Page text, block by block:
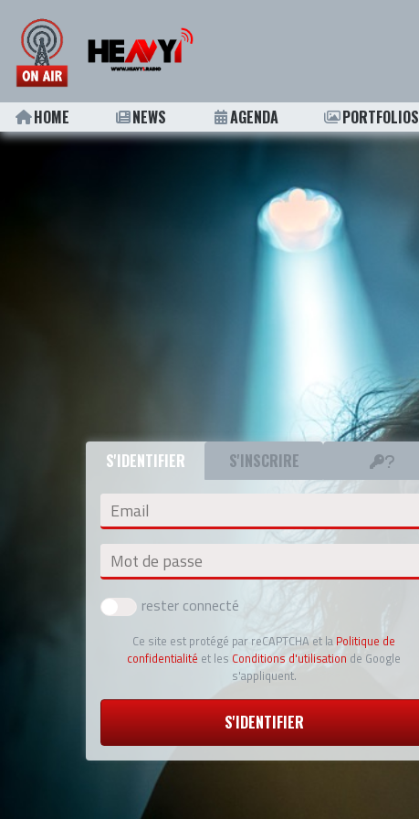
HOME NEWS AGENDA PORTFOLIOS
S'IDENTIFIER S'INSCRIRE
Email
Mot de passe
rester connecté
Ce site est protégé par reCAPTCHA et la Politique de
confidentialité et les Conditions d'utilisation de Google
s'appliquent.
S'IDENTIFIER